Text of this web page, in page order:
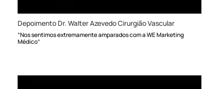
Depoimento Dr. Walter Azevedo Cirurgião Vascular
“Nos sentimos extremamente amparados com a WE Marketing
Médico”